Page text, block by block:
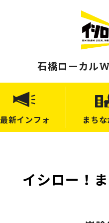
石橋ローカル
最新インフォ まちな
イシロー！